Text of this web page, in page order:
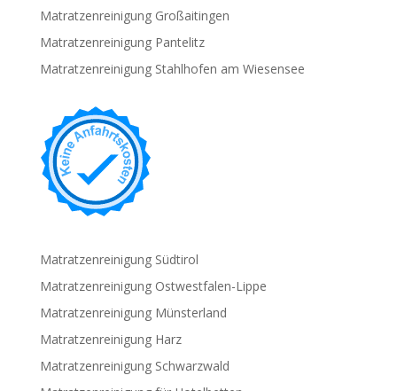
Matratzenreinigung Großaitingen
Matratzenreinigung Pantelitz
Matratzenreinigung Stahlhofen am Wiesensee
Matratzenreinigung Südtirol
Matratzenreinigung Ostwestfalen-Lippe
Matratzenreinigung Münsterland
Matratzenreinigung Harz
Matratzenreinigung Schwarzwald